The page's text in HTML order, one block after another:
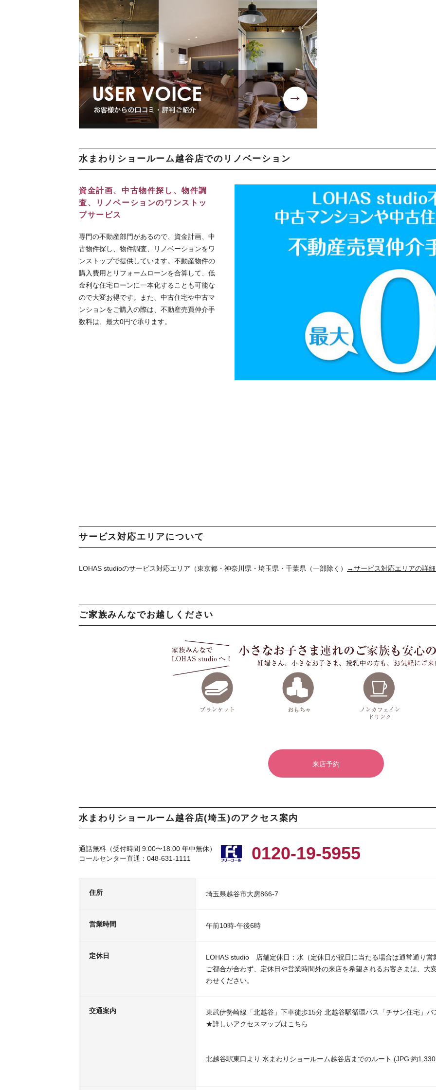
水まわりショールーム越谷店でのリノベーション
資金計画、中古物件探し、物件調
査、リノベーションのワンストッ
プサービス
専門の不動産部門があるので、資金計画、中
古物件探し、物件調査、リノベーションをワ
ンストップで提供しています。不動産物件の
購入費用とリフォームローンを合算して、低
金利な住宅ローンに一本化することも可能な
ので大変お得です。また、中古住宅や中古マ
ンションをご購入の際は、不動産売買仲介手
数料は、最大0円で承ります。
サービス対応エリアについて
LOHAS studioのサービス対応エリア（東京都・神奈川県・埼玉県・千葉県（一部除く） →サービス対応エリアの詳
ご家族みんなでお越しください
来店予約
水まわりショールーム越谷店(埼玉)のアクセス案内
通話無料（受付時間 9:00〜18:00 年中無休）
コールセンター直通：048-631-1111
0120-19-5955
住所 埼玉県越谷市大房866-7
営業時間 午前10時-午後6時
定休日
LOHAS studio 店舗定休日：水（定休日が祝日に当たる場合は通常通り営
ご都合が合わず、定休日や営業時間外の来店を希望されるお客さまは、大
わせください。
交通案内
東武伊勢崎線「北越谷」下車徒歩15分 北越谷駅循環バス「チサン住宅」バ
★詳しいアクセスマップはこちら
北越谷駅東口より 水まわりショールーム越谷店までのルート (JPG:約